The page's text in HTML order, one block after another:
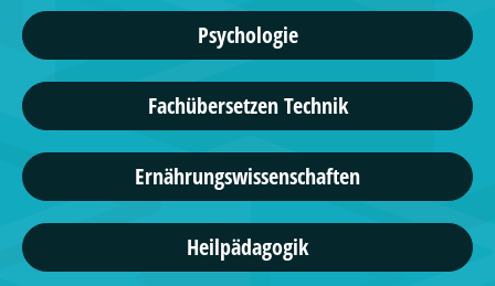
Psychologie
Fachübersetzen Technik
Ernährungswissenschaften
Heilpädagogik